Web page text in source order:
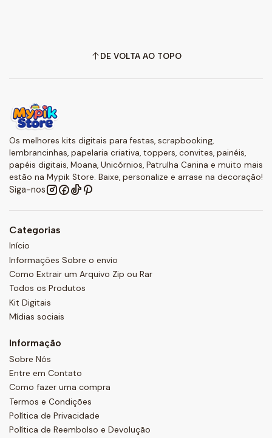
DE VOLTA AO TOPO
Os melhores kits digitais para festas, scrapbooking,
lembrancinhas, papelaria criativa, toppers, convites, painéis,
papéis digitais, Moana, Unicórnios, Patrulha Canina e muito mais
estão na Mypik Store. Baixe, personalize e arrase na decoração!
Siga-nos
Categorias
Início
Informações Sobre o envio
Como Extrair um Arquivo Zip ou Rar
Todos os Produtos
Kit Digitais
Mídias sociais
Informação
Sobre Nós
Entre em Contato
Como fazer uma compra
Termos e Condições
Política de Privacidade
Política de Reembolso e Devolução